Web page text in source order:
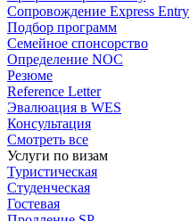
Сопровождение Express Entry
Подбор программ
Семейное спонсорство
Определение NOC
Резюме
Reference Letter
Эвалюация в WES
Консультация
Смотреть все
Услуги по визам
Туристическая
Студенческая
Гостевая